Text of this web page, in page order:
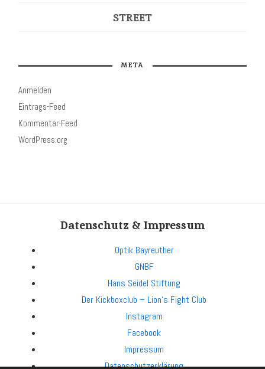
STREET
META
Anmelden
Eintrags-Feed
Kommentar-Feed
WordPress.org
Datenschutz & Impressum
Optik Bayreuther
GNBF
Hans Seidel Stiftung
Der Kickboxclub – Lion‘s Fight Club
Instagram
Facebook
Impressum
Datenschutzerklärung